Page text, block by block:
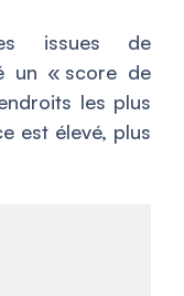
issues de
un « score de
les plus
est élevé, plus